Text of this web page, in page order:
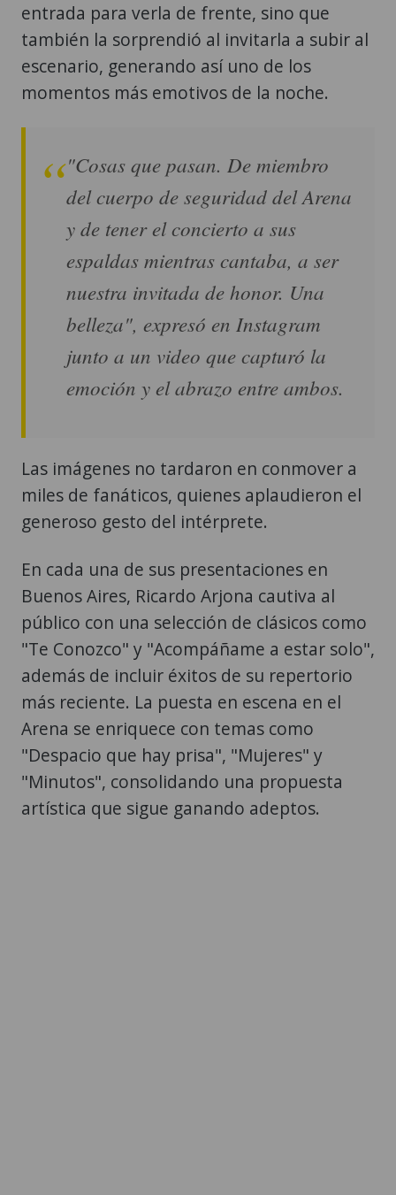
entrada para verla de frente, sino que
también la sorprendió al invitarla a subir al
escenario, generando así uno de los
momentos más emotivos de la noche.
"Cosas que pasan. De miembro
del cuerpo de seguridad del Arena
y de tener el concierto a sus
espaldas mientras cantaba, a ser
nuestra invitada de honor. Una
belleza", expresó en Instagram
junto a un video que capturó la
emoción y el abrazo entre ambos.
Las imágenes no tardaron en conmover a
miles de fanáticos, quienes aplaudieron el
generoso gesto del intérprete.
En cada una de sus presentaciones en
Buenos Aires, Ricardo Arjona cautiva al
público con una selección de clásicos como
"Te Conozco" y "Acompáñame a estar solo",
además de incluir éxitos de su repertorio
más reciente. La puesta en escena en el
Arena se enriquece con temas como
"Despacio que hay prisa", "Mujeres" y
"Minutos", consolidando una propuesta
artística que sigue ganando adeptos.